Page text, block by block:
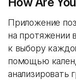
Приложение
на протяжении
к выбору
помощью
анализировать